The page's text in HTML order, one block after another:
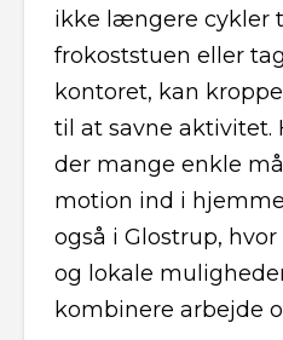
ikke længere cykler
frokoststuen eller
kontoret, kan
til at savne aktivitet.
der mange enkle
motion ind i
også i Glostrup,
og lokale
kombinere arbejde